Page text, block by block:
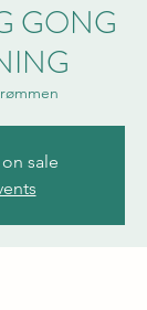
GONG
sale